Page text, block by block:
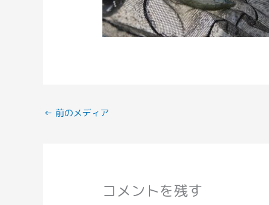
← 前のメディア
コメントを残す